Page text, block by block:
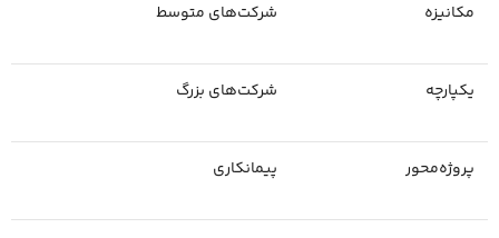
مکانیزه شرکت‌های متوسط
یکپارچه شرکت‌های بزرگ
پروژه‌محور پیمانکاری